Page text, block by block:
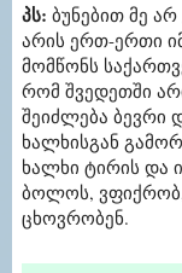
პს: ბუნებით მე
არის ერთ-ერთი
მომწონს
რომ შვედეთში
შეიძლება ბევრი
ხალხისგან
ხალხი ტირის და
ბოლოს,
ცხოვრობენ.